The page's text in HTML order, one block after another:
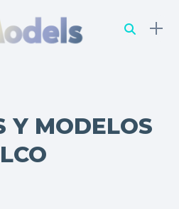
Y MODELOS